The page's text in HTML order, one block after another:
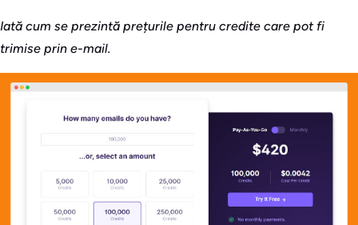
Iată cum se prezintă prețurile pentru credite care pot fi
trimise prin e-mail.